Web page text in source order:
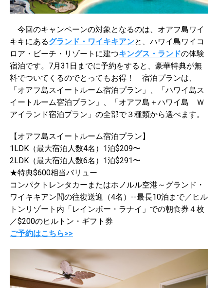
今回のキャンペーンの対象となるのは、オアフ島ワイ
キキにあるグランド・ワイキキアンと、ハワイ島ワイコ
ロア・ビーチ・リゾートに建つキングス・ランドの体験
宿泊です。7月31日までに予約をすると、豪華特典が無
料でついてくるのでとってもお得！ 宿泊プランは、
「オアフ島スイートルーム宿泊プラン」、「ハワイ島ス
イートルーム宿泊プラン」、「オアフ島＋ハワイ島 Ｗ
アイランド宿泊プラン」の全部で３種類から選べます。
【オアフ島スイートルーム宿泊プラン】
1LDK（最大宿泊人数4名）1泊$209〜
2LDK（最大宿泊人数6名）1泊$291〜
★特典$600相当バリュー
コンパクトレンタカーまたはホノルル空港～グランド・
ワイキキアン間の往復送迎（4名）--最長10泊まで／ヒル
トンリゾート内「レインボー・ラナイ」での朝食券４枚
／$200のヒルトン・ギフト券
ご予約はこちら>>